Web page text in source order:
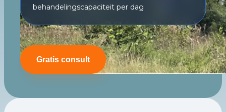
behandelingscapaciteit per dag
Gratis consult